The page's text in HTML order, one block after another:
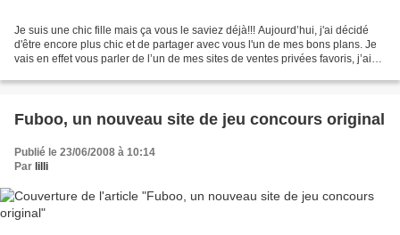
Je suis une chic fille mais ça vous le saviez déjà!!! Aujourd’hui, j'ai décidé
d'être encore plus chic et de partager avec vous l'un de mes bons plans. Je
vais en effet vous parler de l’un de mes sites de ventes privées favoris, j’ai
Fuboo, un nouveau site de jeu concours original
Publié le 23/06/2008 à 10:14
Par lilli